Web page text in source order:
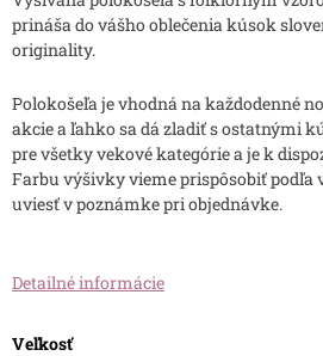
prináša do vášho oblečenia kúsok
originality.
Polokošeľa je vhodná na každodenné
akcie a ľahko sa dá zladiť s ostatnými
pre všetky vekové kategórie a je k
Farbu výšivky vieme prispôsobiť podľa
uviesť v poznámke pri objednávke.
Detailné informácie
Veľkosť